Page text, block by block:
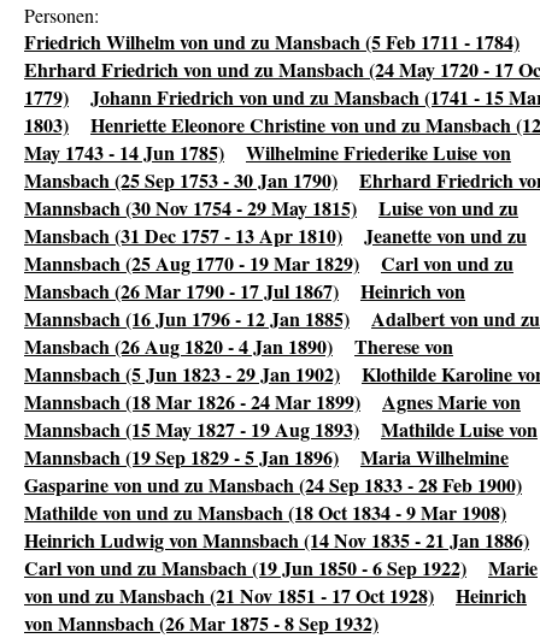
Personen:
Friedrich Wilhelm von und zu Mansbach (5 Feb 1711 - 1784)
Ehrhard Friedrich von und zu Mansbach (24 May 1720 - 17
1779)
Johann Friedrich von und zu Mansbach (1741 - 15
1803)
Henriette Eleonore Christine von und zu Mansbach (12
May 1743 - 14 Jun 1785)
Wilhelmine Friederike Luise von
Mansbach (25 Sep 1753 - 30 Jan 1790)
Ehrhard Friedrich
Mannsbach (30 Nov 1754 - 29 May 1815)
Luise von und zu
Mansbach (31 Dec 1757 - 13 Apr 1810)
Jeanette von und zu
Mannsbach (25 Aug 1770 - 19 Mar 1829)
Carl von und zu
Mansbach (26 Mar 1790 - 17 Jul 1867)
Heinrich von
Mannsbach (16 Jun 1796 - 12 Jan 1885)
Adalbert von und zu
Mansbach (26 Aug 1820 - 4 Jan 1890)
Therese von
Mannsbach (5 Jun 1823 - 29 Jan 1902)
Klothilde Karoline
Mannsbach (18 Mar 1826 - 24 Mar 1899)
Agnes Marie von
Mannsbach (15 May 1827 - 19 Aug 1893)
Mathilde Luise von
Mannsbach (19 Sep 1829 - 5 Jan 1896)
Maria Wilhelmine
Gasparine von und zu Mansbach (24 Sep 1833 - 28 Feb 1900)
Mathilde von und zu Mansbach (18 Oct 1834 - 9 Mar 1908)
Heinrich Ludwig von Mannsbach (14 Nov 1835 - 21 Jan 1886)
Carl von und zu Mansbach (19 Jun 1850 - 6 Sep 1922)
Marie
von und zu Mansbach (21 Nov 1851 - 17 Oct 1928)
Heinrich
von Mannsbach (26 Mar 1875 - 8 Sep 1932)